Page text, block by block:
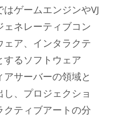
はゲームエンジンやVJ
ネレーティブコン
ア、インタラクテ
するソフトウェア
サーバーの領域と
、プロジェクショ
クティブアートの分